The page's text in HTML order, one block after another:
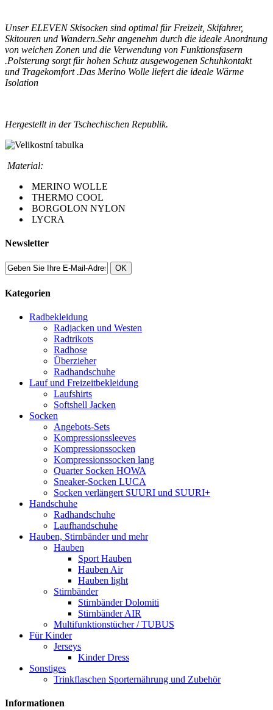
UnserELEVENSkisocken sind optimal für Freizeit, Skifahrer,
Skitouren und Wandern.Sehr angenehm durch die ideale Anordnung
von weichen Zonen und die Verwendung von Funktionsfasern
.Polsterung sorgt für hohen Schutz ausgewogenen Schuhkontakt
und Tragekomfort .Das Merino Wolle liefert die ideale Wärme
Isolation
Hergestellt in der Tschechischen Republik.
Material:
MERINO WOLLE
THERMO COOL
BORGOLON NYLON
LYCRA
Newsletter
OK
Kategorien
Radbekleidung
Radjacken und Westen
Radtrikots
Radhose
Überzieher
Radhandschuhe
Lauf und Freizeitbekleidung
Laufshirts
Softshell Jacken
Socken
Angebots-Sets
Kompressionssleeves
Kompressionssocken
Kompressionssocken lang
Quarter Socken HOWA
Sneaker-Socken LUCA
Socken verlängert SUURI und SUURI+
Handschuhe
Radhandschuhe
Laufhandschuhe
Hauben, Stirnbänder und mehr
Hauben
Sport Hauben
Hauben Air
Hauben light
Stirnbänder
Stirnbänder Dolomiti
Stirnbänder AIR
Multifunktionstücher / TUBUS
Für Kinder
Jerseys
Kinder Dress
Sonstiges
Trinkflaschen Sporternährung und Zubehör
Informationen